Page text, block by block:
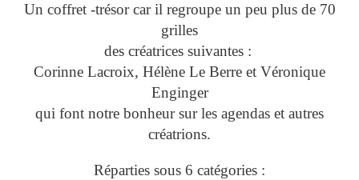
Un coffret -trésor car il regroupe un peu plus de 70
grilles
des créatrices suivantes :
Corinne Lacroix, Hélène Le Berre et Véronique
Enginger
qui font notre bonheur sur les agendas et autres
créatrions.
Réparties sous 6 catégories :